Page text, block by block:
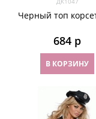
Черный топ
684 р
В КОРЗИНУ